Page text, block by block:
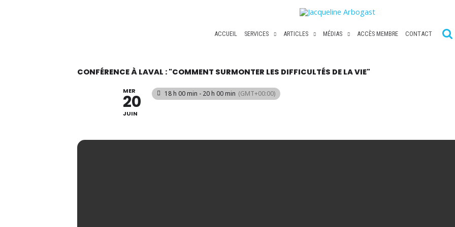
ACCUEIL SERVICES ARTICLES MÉDIAS ACCÈS MEMBRE CONTACT
CONFÉRENCE À LAVAL : "COMMENT SURMONTER LES DIFFICULTÉS DE LA VIE"
MER
20
JUIN
18 h 00 min - 20 h 00 min (GMT+00:00)